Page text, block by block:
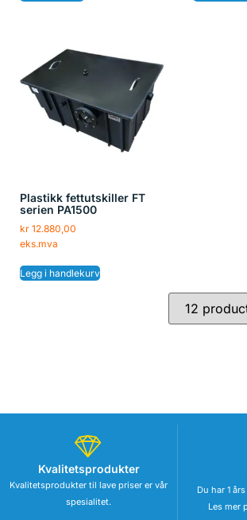
Plastikk fettutskiller FT
serien PA1500
kr 12.880,00
eks.mva
Legg i handlekurv
Kvalitetsprodukter
Kvalitetsprodukter til lave priser er vår
spesialitet.
Du har 1
Les mer